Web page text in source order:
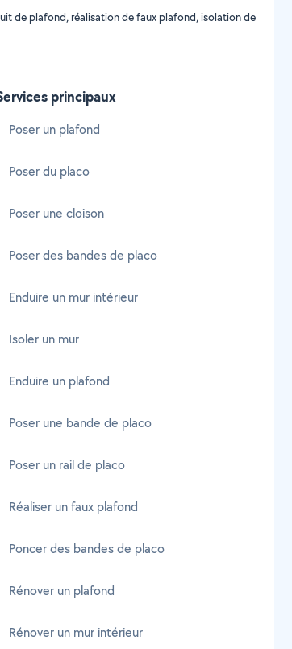
de plafond, réalisation de faux plafond, isolation de
principaux
Poser un plafond
Poser du placo
Poser une cloison
Poser des bandes de placo
Enduire un mur intérieur
Isoler un mur
Enduire un plafond
Poser une bande de placo
Poser un rail de placo
Réaliser un faux plafond
Poncer des bandes de placo
Rénover un plafond
Rénover un mur intérieur